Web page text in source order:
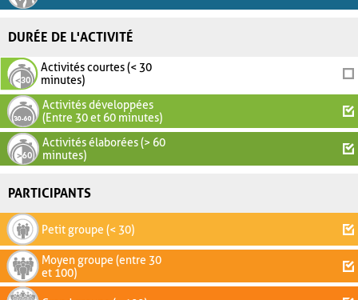
DURÉE DE L'ACTIVITÉ
Activités courtes (< 30
minutes)
Activités développées
(Entre 30 et 60 minutes)
Activités élaborées (> 60
minutes)
PARTICIPANTS
Petit groupe (< 30)
Moyen groupe (entre 30
et 100)